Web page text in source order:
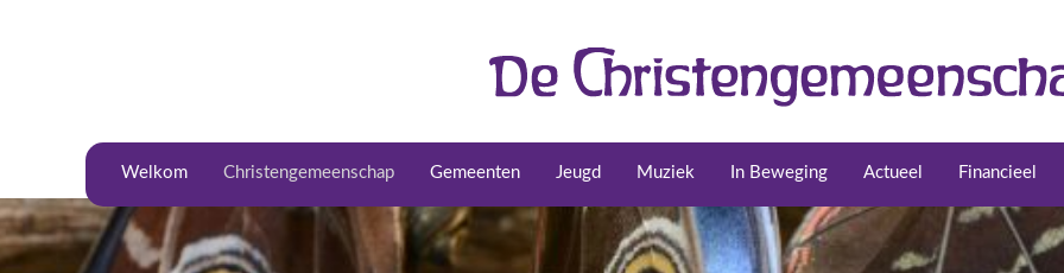
Welkom Christengemeenschap Gemeenten Jeugd Muziek In Beweging Actueel Financieel